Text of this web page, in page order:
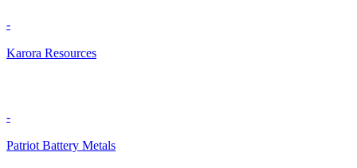
-
Karora Resources
-
Patriot Battery Metals